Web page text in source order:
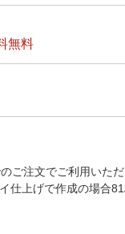
無料
ご注文でご利用いただ
仕上げで作成の場合